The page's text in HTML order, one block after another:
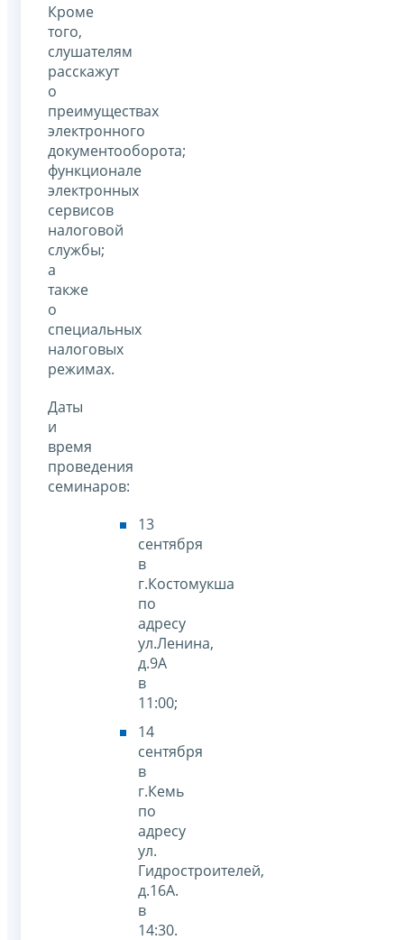
Кроме
того,
слушателям
расскажут
о
преимуществах
электронного
документооборота;
функционале
электронных
сервисов
налоговой
службы;
а
также
о
специальных
налоговых
режимах.
Даты
и
время
проведения
семинаров:
13
сентября
в
г.Костомукша
по
адресу
ул.Ленина,
д.9А
в
11:00;
14
сентября
в
г.Кемь
по
адресу
ул.
Гидростроителей,
д.16А.
в
14:30.